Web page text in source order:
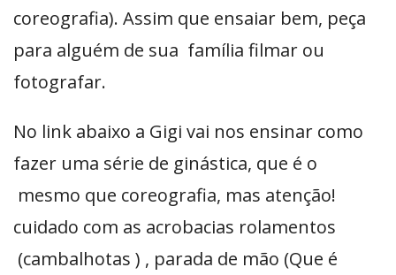
coreografia). Assim que ensaiar bem, peça
para alguém de sua família filmar ou
fotografar.
No link abaixo a Gigi vai nos ensinar como
fazer uma série de ginástica, que é o
mesmo que coreografia, mas atenção!
cuidado com as acrobacias rolamentos
(cambalhotas ) , parada de mão (Que é